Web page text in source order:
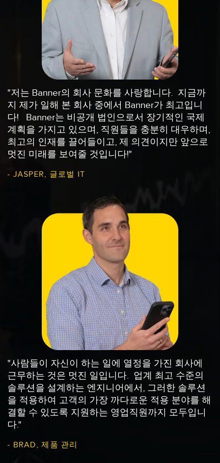
"저는 Banner의 회사 문화를 사랑합니다. 지금까
지 제가 일해 본 회사 중에서 Banner가 최고입니
다! Banner는 비공개 법인으로서 장기적인 국제
계획을 가지고 있으며, 직원들을 충분히 대우하며,
최고의 인재를 끌어들이고, 제 의견이지만 앞으로
멋진 미래를 보여줄 것입니다!"
- JASPER, 글로벌 IT
"사람들이 자신이 하는 일에 열정을 가진 회사에
근무하는 것은 멋진 일입니다. 업계 최고 수준의
솔루션을 설계하는 엔지니어에서, 그러한 솔루션
을 적용하여 고객의 가장 까다로운 적용 분야를 해
결할 수 있도록 지원하는 영업직원까지 모두입니
다."
- BRAD, 제품 관리